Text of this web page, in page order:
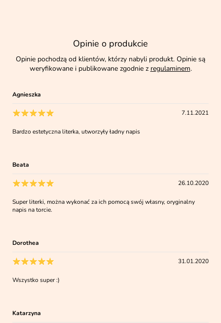
Opinie o produkcie
Opinie pochodzą od klientów, którzy nabyli produkt. Opinie są
weryfikowane i publikowane zgodnie z regulaminem.
Agnieszka
7.11.2021
Bardzo estetyczna literka, utworzyły ładny napis
Beata
26.10.2020
Super literki, można wykonać za ich pomocą swój własny, oryginalny
napis na torcie.
Dorothea
31.01.2020
Wszystko super :)
Katarzyna